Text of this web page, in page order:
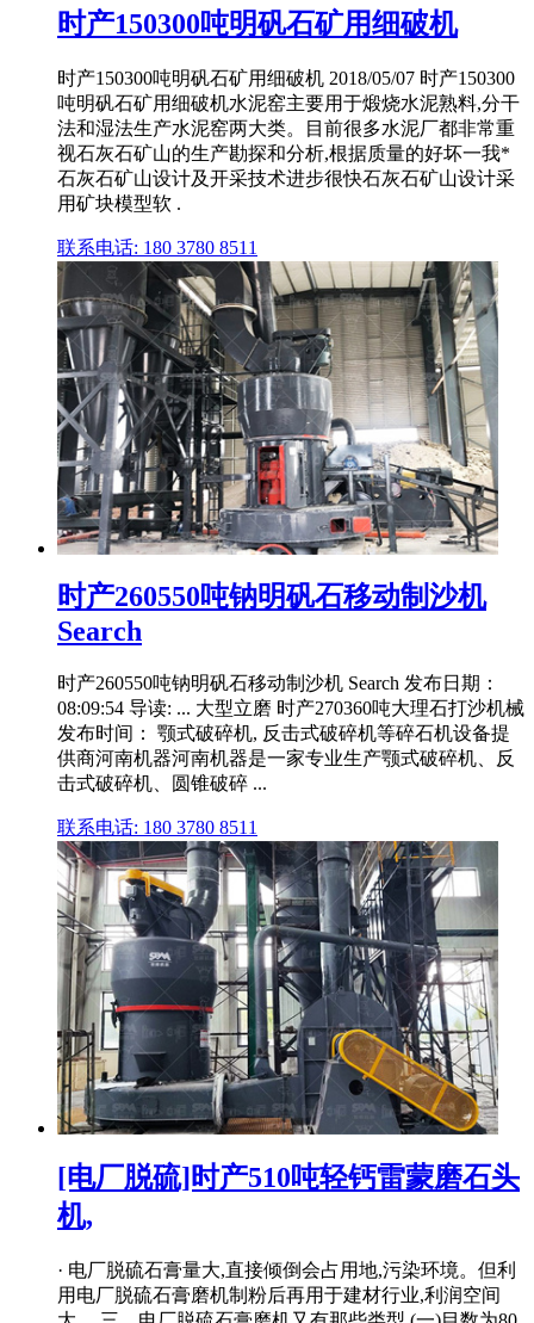
时产150300吨明矾石矿用细破机
时产150300吨明矾石矿用细破机 2018/05/07 时产150300
吨明矾石矿用细破机水泥窑主要用于煅烧水泥熟料,分干
法和湿法生产水泥窑两大类。目前很多水泥厂都非常重
视石灰石矿山的生产勘探和分析,根据质量的好坏一我*
石灰石矿山设计及开采技术进步很快石灰石矿山设计采
用矿块模型软 .
联系电话: 180 3780 8511
时产260550吨钠明矾石移动制沙机
Search
时产260550吨钠明矾石移动制沙机 Search 发布日期：
08:09:54 导读: ... 大型立磨 时产270360吨大理石打沙机械
发布时间： 颚式破碎机, 反击式破碎机等碎石机设备提
供商河南机器河南机器是一家专业生产颚式破碎机、反
击式破碎机、圆锥破碎 ...
联系电话: 180 3780 8511
[电厂脱硫]时产510吨轻钙雷蒙磨石头
机,
· 电厂脱硫石膏量大,直接倾倒会占用地,污染环境。但利
用电厂脱硫石膏磨机制粉后再用于建材行业,利润空间